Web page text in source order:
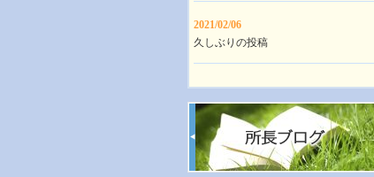
2021/02/06
久しぶりの投稿